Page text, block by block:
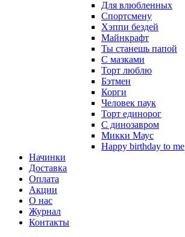
Для влюбленных
Спортсмену
Хэппи бездей
Майнкрафт
Ты станешь папой
С мазками
Торт люблю
Бэтмен
Корги
Человек паук
Торт единорог
С динозавром
Микки Маус
Happy birthday to me
Начинки
Доставка
Оплата
Акции
О нас
Журнал
Контакты